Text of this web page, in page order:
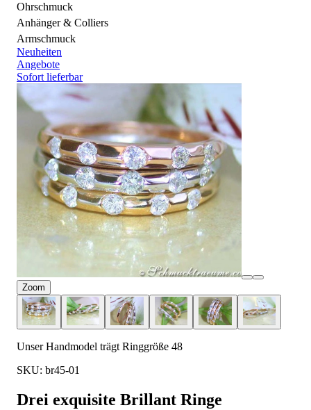
Ohrschmuck
Anhänger & Colliers
Armschmuck
Neuheiten
Angebote
Sofort lieferbar
Zoom
Unser Handmodel trägt Ringgröße 48
SKU: br45-01
Drei exquisite Brillant Ringe